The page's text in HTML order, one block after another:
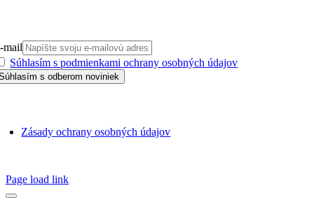
mail
Súhlasím s podmienkami ochrany osobných údajov
Zásady ochrany osobných údajov
Page load link